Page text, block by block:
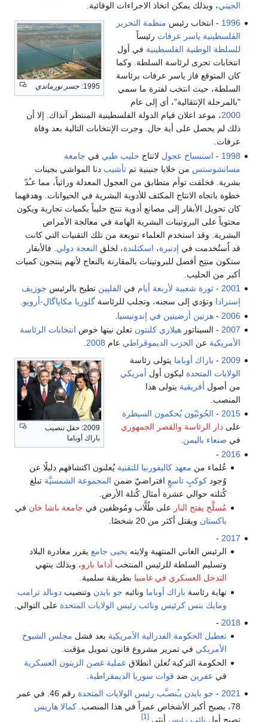
الجيني، وبذلك يمكن اتخاذ الاجراءات الوقائية.
1995: جسر نورماندي
1996 - انتخاب رئيس منظمة التحرير
الفلسطينية ياسر عرفات رئيساً
للسلطة الوطنية الفلسطينية في أول
انتخابات تجرى لرئاسة السلطة. وكما
كان المتوقع فاز ياسر عرفات برئاسة
السلطة، حيث انتخب لفترة ما سمي
"بالمرحلة الإنتقالية"، أي إلى عام
2000، موعد اعلان قيام الدولة الفلسطينية المنتظر آنذاك. إلا أن
ذلك لم يحصل على أية حال. وجرت الإنتخابات التالية بعد وفاة
عرفات.
1998
- استنساخ عجول لانتاج حليب طبي في جامعة
مساتشوستس من خلايا جنينية تمتأشيب دنا المواشي بجينات
بشرية. فخلقت توأم متطابق من العجول المعدلة وراثياً، مما عـُدّ
خطوة باتجاه الانتاج المكثف للأدوية البشرية في الحيوانات. وهدفهما
كان تحويل الأبقار إلى مصانع أدوية تنتج حليباً بكميات تجارية ويكون
محتوياً على البروتينات البشرية الهامة في معالجة الأمراض
البشرية. وقد استخدم العلماء تنويعة من تلك التقنيات التي كانت
قد اُستُخدمت في إدنبرة، اسكتلندة، لخلق النعجة دولي . فالأبقار
ستكون منتِج أفضل للبروتينات بالمقارنة بالنعاج لأنهم ينتجون كميات
أكبر من الحليب.
2001
-ثورة شعبية لأربعة أيام في الفلپين تطيح بالرئيس جوزيف
إسترادا وتؤدي إلى سجنه، وتجلب للرئاسةگلوريا مكاپاگال-أرويو
2006
-هزتين أرضيتين في إندونيسيا
2007 - السيناتورهيلاري كلنتون تعلن نيتها خوض انتخابات الرئاسة
الأمريكية عن الحزب الديموقراطي عام 2008
2009: حفل تنصيب
باراك أوباما
2009
- باراك أوباما يتولى رئاسة
الولايات المتحدة ليكون أول أمريكي
من أصول أفريقية يتولى هذا
المنصب.
2015
- الحُوثيّون يُحكمون السيطرة
علىدار الرئاسة والقصر الجمهوري
في صنعاء باليمن.
2016
-
عُلماء من معهد كاليفورنيا للتقنية يُعلنون اكتشافهم دليلًا عن
وُجود كوكبٍ تاسعٍ افتراضيّ ضمن المجموعة الشمسيَّة تبلغ
كُتلته حوالي عشرة أمثال كُتلة الأرض.
مُسلَّح يفتح النار على طُلَّاب ومُوظفين في جامعة باشا خان في
باكستان ويقتل أكثر من 20 شخصًا.
2017
-
الرئيس الغاني المنتهية ولايته يحيى جامع يقرر مغادرة البلاد
وتسليم السلطة للرئيس المنتخب آداما بارو، وبذلك ينتهي
التدخل العسكري في غامبيا بطريقة سلمية.
نهاية رئاسة باراك أوباما ونائبه جو بايدن وتنصيب دونالد ترامب
ومايك بنس كرئيس ونائب رئيس الولايات المتحدة على التوالي.
2018
-
تعطيل الحكومة الفدرالية الأمريكية بعد فشل مجلس الشيوخ
الأمريكي في تمرير مشروع قانون تمويل مؤقت.
الحكومة التركية تُعلن انطلاق عملية غصن الزيتون العسكرية
في عفرين ضد قوات سوريا الديمقراطية
2021
- جو بايدن يـُنصـَّب رئيس الولايات المتحدة
رقم 46. في عمر
78، يصبح أكبر الأشخاص عمراً في هذا المنصب.
كمالا هاريس
تصبح أول نائب رئيس أنثى.[1]